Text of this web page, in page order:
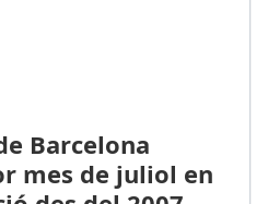
Barcelona
mes de juliol en